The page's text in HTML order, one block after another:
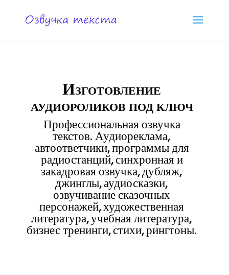
Изготовление
аудиороликов под ключ
Профессиональная озвучка
текстов. Аудиореклама,
автоответчики, программы для
радиостанций, синхронная и
закадровая озвучка, дубляж,
джинглы, аудиосказки,
озвучивание сказочных
персонажей, художественная
литература, учебная литература,
бизнес тренинги, стихи, рингтоны.